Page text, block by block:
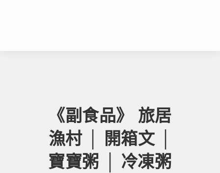
《副食品》 旅居
漁村 │ 開箱文 │
寶寶粥 │ 冷凍粥